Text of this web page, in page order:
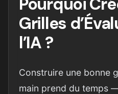
Grilles
l’IA ?
Construire une bonne
main prend du temps